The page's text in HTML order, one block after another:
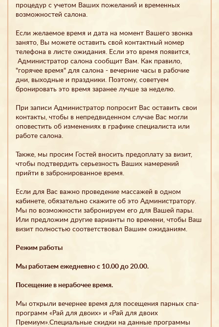
процедур с учетом Ваших пожеланий и временных
возможностей салона.
Если желаемое время и дата на момент Вашего звонка
занято, Вы можете оставить свой контактный номер
телефона в листе ожидания. Если это время появится,
Администратор салона сообщит Вам. Как правило,
"горячее время" для салона - вечерние часы в рабочие
дни, выходные и праздники. Поэтому, советуем
бронировать это время заранее лучше за неделю.
При записи Администратор попросит Вас оставить свои
контакты, чтобы в непредвиденном случае Вас могли
оповестить об изменениях в графике специалиста или
работе салона.
Также, мы просим Гостей вносить предоплату за визит,
чтобы подтвердить серьезность Ваших намерений
прийти в забронированное время.
Если для Вас важно проведение массажей в одном
кабинете, обязательно скажите об это Администратору.
Мы по возможности забронируем его для Вашей пары.
Или предложим другие варианты по времени, чтобы Ваш
визит полностью соответствовал Вашим ожиданиям.
Режим работы
Мы работаем ежедневно с 10.00 до 20.00.
Посещение в нерабочее время.
Мы открыли вечернее время для посещения парных спа-
программ «Рай для двоих» и «Рай для двоих
Премиум».Специальные скидки на данные программы